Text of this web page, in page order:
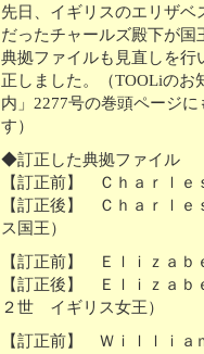
先日、イギリスのエリザ
だったチャールズ殿下が
典拠ファイルも見直しを行
正しました。（TOOLiのお
内」2277号の巻頭ページ
す）
◆訂正した典拠ファイル
【訂正前】 Ｃｈａｒｌｅ
【訂正後】 Ｃｈａｒｌ
ス国王）
【訂正前】 Ｅｌｉｚａ
【訂正後】 Ｅｌｉｚａ
２世 イギリス女王）
【訂正前】 Ｗｉｌｌｉ